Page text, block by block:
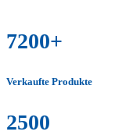
7200+
Verkaufte Produkte
2500